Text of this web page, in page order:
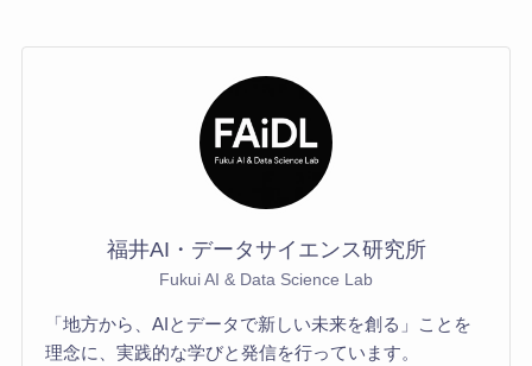
福井AI・データサイエンス研究所
Fukui AI & Data Science Lab
「地方から、AIとデータで新しい未来を創る」ことを
理念に、実践的な学びと発信を行っています。